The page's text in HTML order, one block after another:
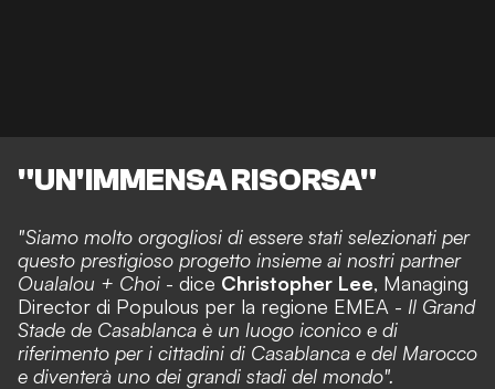
"UN'IMMENSA RISORSA"
"Siamo molto orgogliosi di essere stati selezionati per
questo prestigioso progetto insieme ai nostri partner
Oualalou + Choi - dice Christopher Lee, Managing
Director di Populous per la regione EMEA - Il Grand
Stade de Casablanca è un luogo iconico e di
riferimento per i cittadini di Casablanca e del Marocco
e diventerà uno dei grandi stadi del mondo".